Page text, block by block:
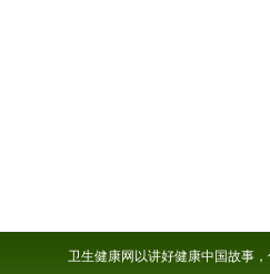
卫生健康网以讲好健康中国故事